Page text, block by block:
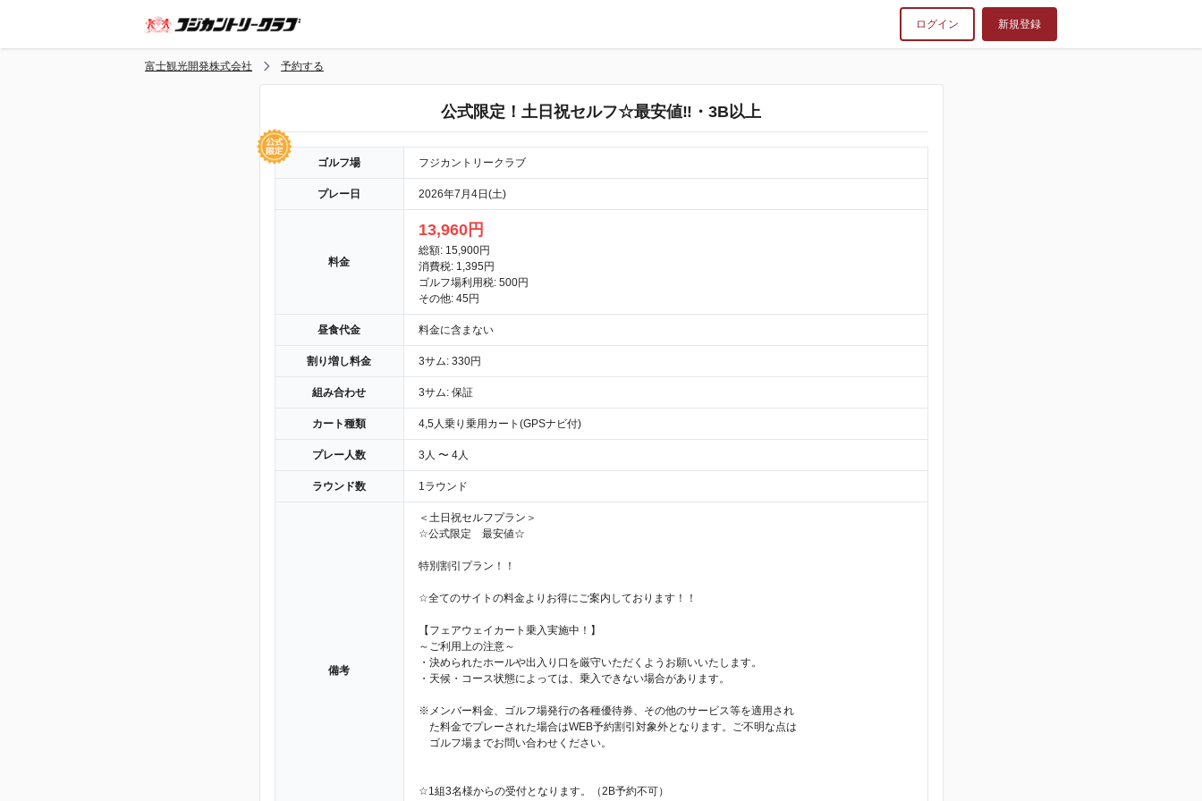
ログイン 新規登録
富士観光開発株式会社 予約する
公式限定！土日祝セルフ☆最安値‼・3B以上
ゴルフ場 フジカントリークラブ
プレー日 2026年7月4日(土)
料金
13,960円
総額: 15,900円
消費税: 1,395円
ゴルフ場利用税: 500円
その他: 45円
昼食代金 料金に含まない
割り増し料金 3サム: 330円
組み合わせ 3サム: 保証
カート種類 4,5人乗り乗用カート(GPSナビ付)
プレー人数 3人 〜 4人
ラウンド数 1ラウンド
備考
＜土日祝セルフプラン＞
☆公式限定 最安値☆
特別割引プラン！！
☆全てのサイトの料金よりお得にご案内しております！！
【フェアウェイカート乗入実施中！】
～ご利用上の注意～
・決められたホールや出入り口を厳守いただくようお願いいたします。
・天候・コース状態によっては、乗入できない場合があります。
※メンバー料金、ゴルフ場発行の各種優待券、その他のサービス等を適用され
た料金でプレーされた場合はWEB予約割引対象外となります。ご不明な点は
ゴルフ場までお問い合わせください。
☆1組3名様からの受付となります。（2B予約不可）